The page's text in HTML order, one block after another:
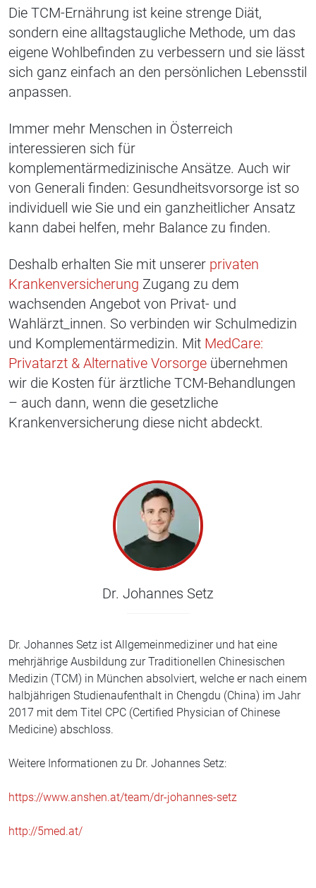
Die TCM-Ernährung ist keine strenge Diät,
sondern eine alltagstaugliche Methode, um das
eigene Wohlbefinden zu verbessern und sie lässt
sich ganz einfach an den persönlichen Lebensstil
anpassen.
Immer mehr Menschen in Österreich
interessieren sich für
komplementärmedizinische Ansätze. Auch wir
von Generali finden: Gesundheitsvorsorge ist so
individuell wie Sie und ein ganzheitlicher Ansatz
kann dabei helfen, mehr Balance zu finden.
Deshalb erhalten Sie mit unserer privaten
Krankenversicherung Zugang zu dem
wachsenden Angebot von Privat- und
Wahlärzt_innen. So verbinden wir Schulmedizin
und Komplementärmedizin. Mit MedCare:
Privatarzt & Alternative Vorsorge übernehmen
wir die Kosten für ärztliche TCM-Behandlungen
– auch dann, wenn die gesetzliche
Krankenversicherung diese nicht abdeckt.
Dr. Johannes Setz
Dr. Johannes Setz ist Allgemeinmediziner und hat eine
mehrjährige Ausbildung zur Traditionellen Chinesischen
Medizin (TCM) in München absolviert, welche er nach einem
halbjährigen Studienaufenthalt in Chengdu (China) im Jahr
2017 mit dem Titel CPC (Certified Physician of Chinese
Medicine) abschloss.
Weitere Informationen zu Dr. Johannes Setz:
https://www.anshen.at/team/dr-johannes-setz
http://5med.at/